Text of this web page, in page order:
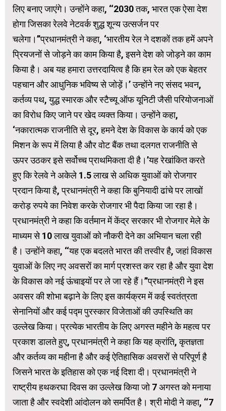
लिए बनाए जाएंगे। उन्होंने कहा, ‘‘2030 तक, भारत एक ऐसा देश
होगा जिसका रेलवे नेटवर्क शुद्ध शून्य उत्सर्जन पर
चलेगा।’’प्रधानमंत्री ने कहा, ‘भारतीय रेल ने दशकों तक हमें अपने
प्रियजनों से जोड़ने का काम किया है, इसने देश को जोड़ने का काम
किया है। अब यह हमारा उत्तरदायित्‍व है कि हम रेल को एक बेहतर
पहचान और आधुनिक भविष्य से जोड़ें।’ उन्होंने नए संसद भवन,
कर्तव्य पथ, युद्ध स्मारक और स्टैच्यू ऑफ यूनिटी जैसी परियोजनाओं
का विरोध किए जाने पर खेद व्‍यक्‍त किया। उन्होंने कहा,
‘नकारात्मक राजनीति से दूर, हमने देश के विकास के कार्य को एक
मिशन के रूप में लिया है और वोट बैंक तथा दलगत राजनीति से
ऊपर उठकर इसे सर्वोच्च प्राथमिकता दी है।’यह रेखांकित करते
हुए कि रेलवे ने अकेले 1.5 लाख से अधिक युवाओं को रोजगार
प्रदान किया है, प्रधानमंत्री ने कहा कि बुनियादी ढांचे पर लाखों
करोड़ रुपये का निवेश करके रोजगार भी पैदा किया जा रहा है।
प्रधानमंत्री ने कहा कि वर्तमान में केंद्र सरकार भी रोजगार मेले के
माध्यम से 10 लाख युवाओं को नौकरी देने का अभियान चला रही
है। उन्‍होंने कहा, ‘‘यह एक बदलते भारत की तस्वीर है, जहां विकास
युवाओं के लिए नए अवसरों का मार्ग प्रशस्त कर रहा है और युवा देश
के विकास को नई ऊंचाइयों पर ले जा रहे हैं।’’प्रधानमंत्री ने इस
अवसर की शोभा बढ़ाने के लिए इस कार्यक्रम में कई स्वतंत्रता
सेनानियों और कई पद्म पुरस्कार विजेताओं की उपस्थिति का
उल्‍लेख किया। प्रत्येक भारतीय के लिए अगस्त महीने के महत्व पर
प्रकाश डालते हुए, प्रधानमंत्री ने कहा कि यह क्रांति, कृतज्ञता
और कर्तव्य का महीना है और कई ऐतिहासिक अवसरों से परिपूर्ण है
जिसने भारत के इतिहास को एक नई दिशा दी। प्रधानमंत्री ने
राष्ट्रीय हथकरघा दिवस का उल्लेख किया जो 7 अगस्त को मनाया
जाता है और स्वदेशी आंदोलन को समर्पित है। श्री मोदी ने कहा, ‘‘7